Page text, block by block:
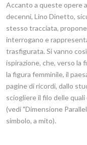
Accanto a queste opere
decenni, Lino Dinetto,
stesso tracciata,
interrogano e
trasfigurata. Si vanno
ispirazione, che, verso la
la figura femminile, il
pagine di ricordi, dallo
sciogliere il filo delle
(vedi "Dimensione
simbolo, a mito).